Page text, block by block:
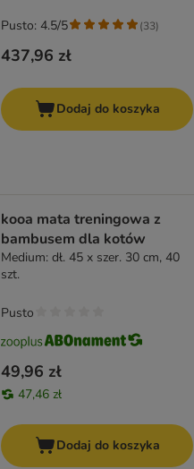
437,96 zł
Pusto: 4.5/5 (33)
Dodaj do koszyka
kooa mata treningowa z
bambusem dla kotów
Medium: dł. 45 x szer. 30 cm, 40
szt.
49,96 zł
47,46 zł
Pusto
Dodaj do koszyka